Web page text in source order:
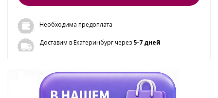
Необходима предоплата
Доставим в Екатеринбург через 5-7 дней